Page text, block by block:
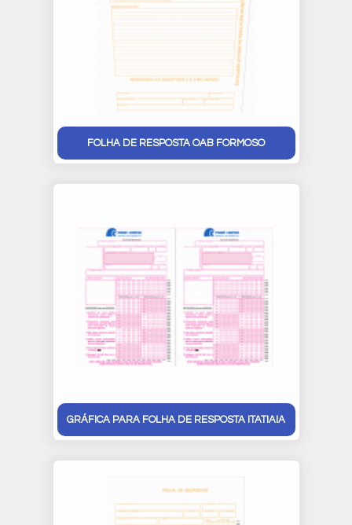
FOLHA DE RESPOSTA OAB FORMOSO
GRÁFICA PARA FOLHA DE RESPOSTA ITATIAIA